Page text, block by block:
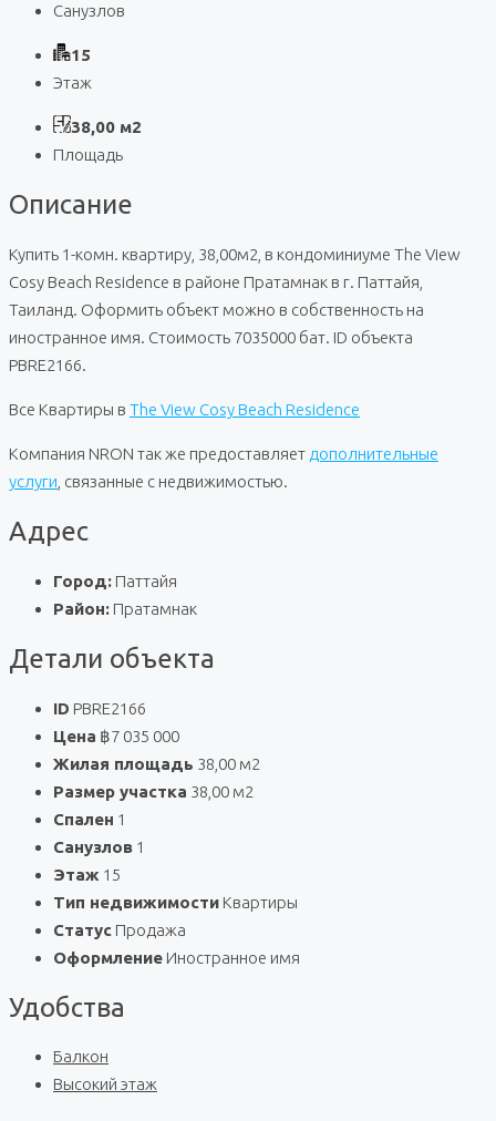
Санузлов
15
Этаж
38,00 м2
Площадь
Описание
Купить 1-комн. квартиру, 38,00м2, в кондоминиуме The View
Cosy Beach Residence в районе Пратамнак в г. Паттайя,
Таиланд. Оформить объект можно в собственность на
иностранное имя. Стоимость 7035000 бат. ID объекта
PBRE2166.
Все Квартиры в The View Cosy Beach Residence
Компания NRON так же предоставляет дополнительные
услуги , связанные с недвижимостью.
Адрес
Город: Паттайя
Район: Пратамнак
Детали объекта
ID PBRE2166
Цена ฿7 035 000
Жилая площадь 38,00 м2
Размер участка 38,00 м2
Спален 1
Санузлов 1
Этаж 15
Тип недвижимости Квартиры
Статус Продажа
Оформление Иностранное имя
Удобства
Балкон
Высокий этаж